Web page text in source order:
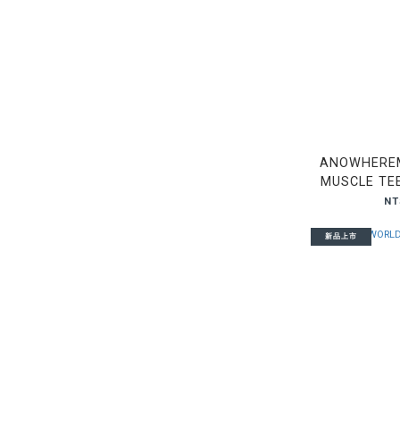
MUSCLE
新品上市